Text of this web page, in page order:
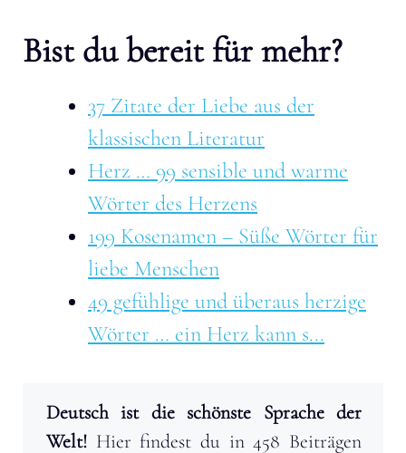
Bist du bereit für mehr?
37 Zitate der Liebe aus der
klassischen Literatur
Herz … 99 sensible und warme
Wörter des Herzens
199 Kosenamen – Süße Wörter für
liebe Menschen
49 gefühlige und überaus herzige
Wörter … ein Herz kann s...
Deutsch ist die schönste Sprache der
Welt! Hier findest du in 458 Beiträgen